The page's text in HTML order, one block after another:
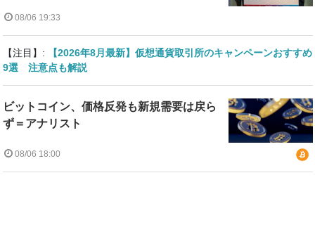
08/06 19:33
【注目】:
【2026年8月最新】仮想通貨取引所のキャンペーンおすすめ
9選 注意点も解説
ビットコイン、価格反発も新規需要は戻ら
ず＝アナリスト
08/06 18:00